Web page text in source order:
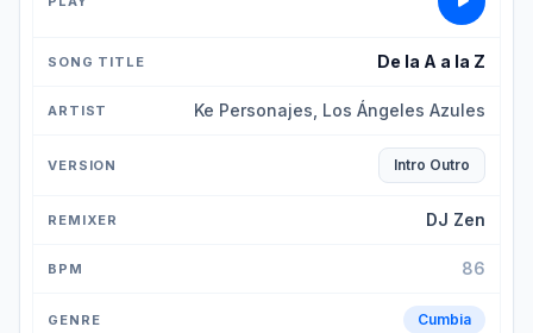
De la A a la Z
Ke Personajes, Los Ángeles Azules
Intro Outro
DJ Zen
86
Cumbia